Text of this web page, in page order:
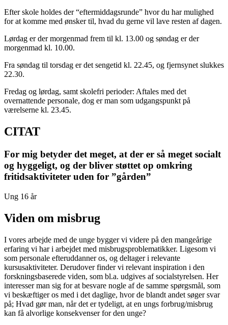
Efter skole holdes der “eftermiddagsrunde” hvor du har mulighed
for at komme med ønsker til, hvad du gerne vil lave resten af dagen.​
Lørdag er der morgenmad frem til kl. 13.00 og søndag er der
morgenmad kl. 10.00.​
Fra søndag til torsdag er det sengetid kl. 22.45, og fjernsynet slukkes
22.30.
​Fredag og lørdag, samt skolefri perioder: Aftales med det
overnattende personale, dog er man som udgangspunkt på
værelserne kl. 23.45.​
CITAT
For mig betyder det meget, at der er så meget socialt
og hyggeligt, og der bliver støttet op omkring
fritidsaktiviteter uden for ”gården”
Ung 16 år
Viden om misbrug​
I vores arbejde med de unge bygger vi videre på den mangeårige
erfaring vi har i arbejdet med misbrugsproblematikker. Ligesom vi
som personale efteruddanner os, og deltager i relevante
kursusaktiviteter. Derudover finder vi relevant inspiration i den
forskningsbaserede viden, som bl.a. udgives af socialstyrelsen. Her
interesser man sig for at besvare nogle af de samme spørgsmål, som
vi beskæftiger os med i det daglige, hvor de blandt andet søger svar
på; Hvad gør man, når det er tydeligt, at en ungs forbrug/misbrug
kan få alvorlige konsekvenser for den unge?​